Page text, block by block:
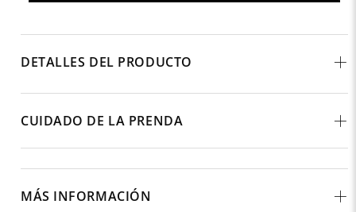
DETALLES DEL PRODUCTO
CUIDADO DE LA PRENDA
MÁS INFORMACIÓN